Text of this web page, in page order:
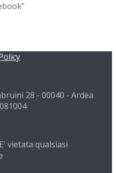
28 - 00040 - Ardea
vietata qualsiasi